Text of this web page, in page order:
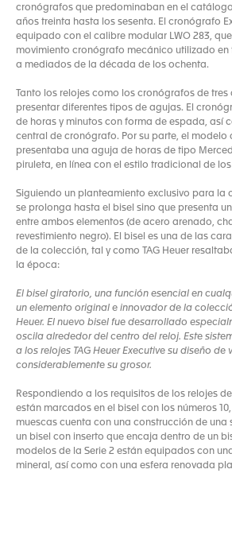
cronógrafos que predominaban en el
años treinta hasta los sesenta. El cronógrafo
equipado con el calibre modular LWO 283,
movimiento cronógrafo mecánico utilizado
a mediados de la década de los ochenta.
Tanto los relojes como los cronógrafos de
presentar diferentes tipos de agujas. El
de horas y minutos con forma de espada, así
central de cronógrafo. Por su parte, el modelo
presentaba una aguja de horas de tipo
piruleta, en línea con el estilo tradicional de
Siguiendo un planteamiento exclusivo para la
se prolonga hasta el bisel sino que presenta
entre ambos elementos (de acero arenado,
revestimiento negro). El bisel es una de las
de la colección, tal y como TAG Heuer
la época:
El bisel giratorio, una función esencial en
un elemento original e innovador de la
Heuer. El nuevo bisel fue desarrollado
oscila alrededor del centro del reloj. Este
a los relojes TAG Heuer Executive su diseño
considerablemente su grosor.
Respondiendo a los requisitos de los relojes
están marcados en el bisel con los números
muescas cuenta con una construcción de una
un bisel con inserto que encaja dentro de un
modelos de la Serie 2 están equipados con
mineral, así como con una esfera renovada